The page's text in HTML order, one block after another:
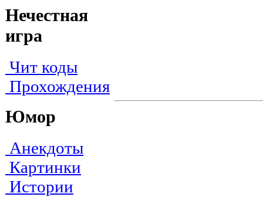
Нечестная
игра
Чит коды
Прохождения
Юмор
Анекдоты
Картинки
Истории